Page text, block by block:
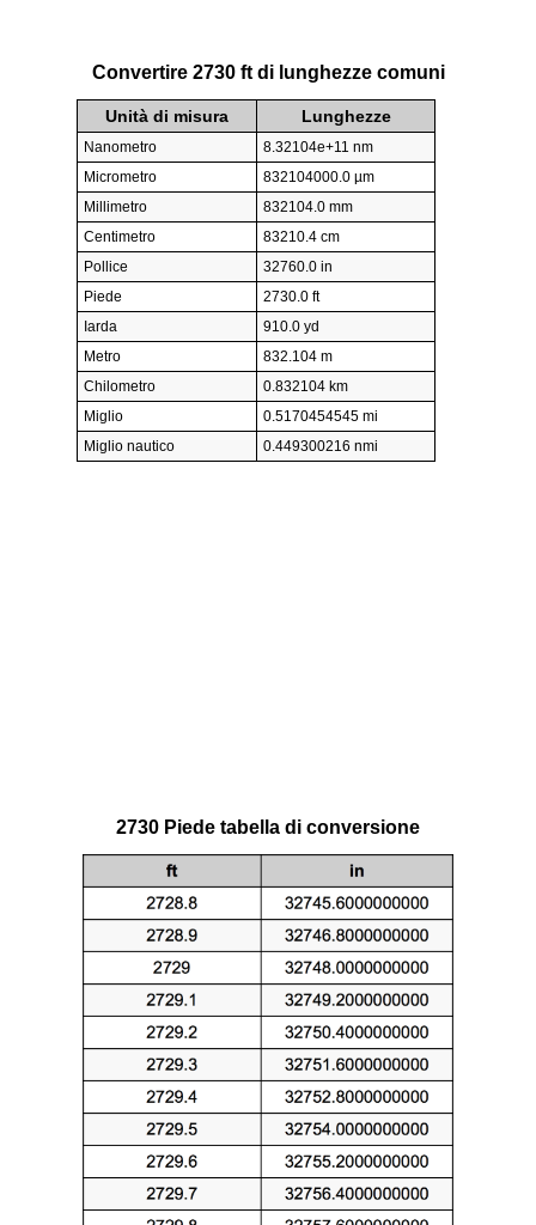
Convertire 2730 ft di lunghezze comuni
Unità di misura Lunghezze
Nanometro
8.32104e+11 nm
Micrometro
832104000.0 µm
Millimetro
832104.0 mm
Centimetro
83210.4 cm
Pollice
32760.0 in
Piede
2730.0 ft
Iarda
910.0 yd
Metro
832.104 m
Chilometro
0.832104 km
Miglio
0.5170454545 mi
Miglio nautico
0.449300216 nmi
2730 Piede tabella di conversione